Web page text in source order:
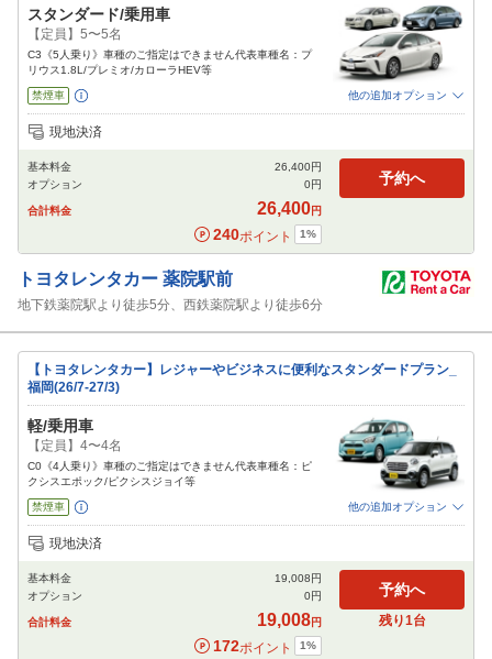
スタンダード/乗用車
【定員】5〜5名
C3《5人乗り》車種のご指定はできません代表車種名：プ
リウス1.8L/プレミオ/カローラHEV等
禁煙車 他の追加オプション
追加可能オプション
カーナビ
現地決済
基本料金 26,400円
オプション
0円
合計料金 26,400円
240ポイント 1%
予約へ
トヨタレンタカー 薬院駅前
地下鉄薬院駅より徒歩5分、西鉄薬院駅より徒歩6分
【トヨタレンタカー】レジャーやビジネスに便利なスタンダードプラン_
福岡(26/7-27/3)
軽/乗用車
【定員】4〜4名
C0《4人乗り》車種のご指定はできません代表車種名：ピ
クシスエポック/ピクシスジョイ等
禁煙車 他の追加オプション
追加可能オプション
カーナビ
現地決済
基本料金 19,008円
オプション
0円
合計料金 19,008円
172ポイント 1%
予約へ
残り1台